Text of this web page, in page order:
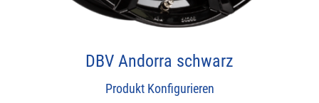
DBV Andorra schwarz
Produkt Konfigurieren